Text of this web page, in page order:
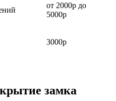
от 2000р до
5000р
3000р
замка